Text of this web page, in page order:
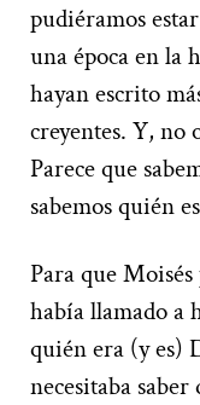
pudiéramos
una época en la
hayan escrito
creyentes. Y, no
Parece que
sabemos quién
Para que
había llamado a
quién era (y es)
necesitaba